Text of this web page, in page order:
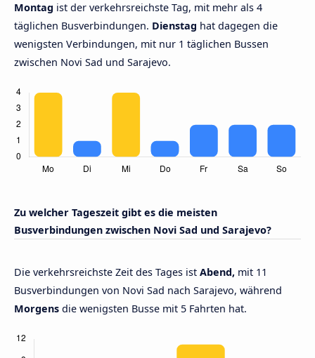
Montag ist der verkehrsreichste Tag, mit mehr als 4
täglichen Busverbindungen. Dienstag hat dagegen die
wenigsten Verbindungen, mit nur 1 täglichen Bussen
zwischen Novi Sad und Sarajevo.
Zu welcher Tageszeit gibt es die meisten
Busverbindungen zwischen Novi Sad und Sarajevo?
Die verkehrsreichste Zeit des Tages ist Abend, mit 11
Busverbindungen von Novi Sad nach Sarajevo, während
Morgens die wenigsten Busse mit 5 Fahrten hat.